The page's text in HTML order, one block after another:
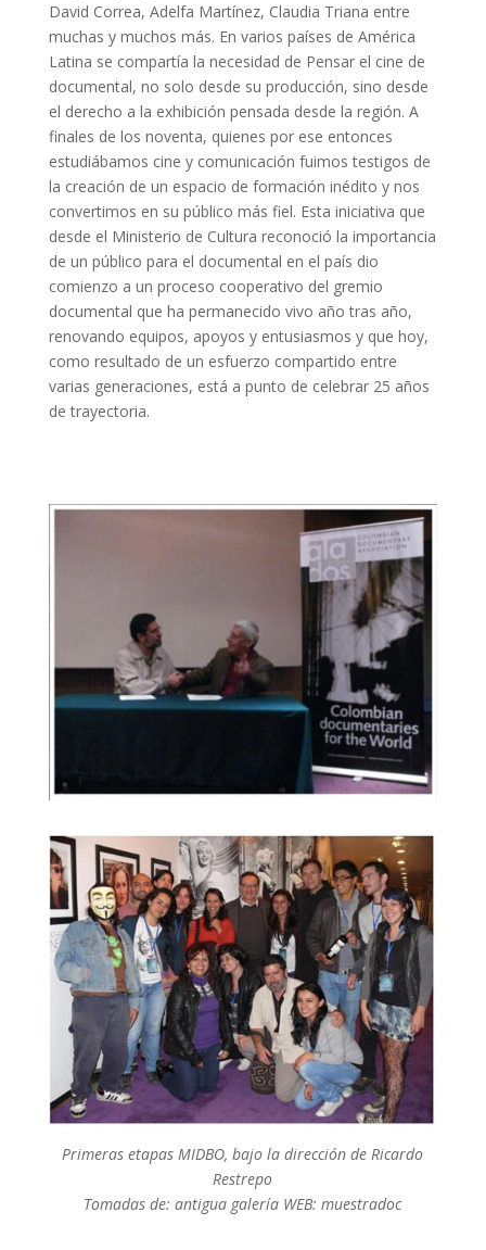
David Correa, Adelfa Martínez, Claudia Triana entre
muchas y muchos más. En varios países de América
Latina se compartía la necesidad de Pensar el cine de
documental, no solo desde su producción, sino desde
el derecho a la exhibición pensada desde la región. A
finales de los noventa, quienes por ese entonces
estudiábamos cine y comunicación fuimos testigos de
la creación de un espacio de formación inédito y nos
convertimos en su público más fiel. Esta iniciativa que
desde el Ministerio de Cultura reconoció la importancia
de un público para el documental en el país dio
comienzo a un proceso cooperativo del gremio
documental que ha permanecido vivo año tras año,
renovando equipos, apoyos y entusiasmos y que hoy,
como resultado de un esfuerzo compartido entre
varias generaciones, está a punto de celebrar 25 años
de trayectoria.
Primeras etapas MIDBO, bajo la dirección de Ricardo
Restrepo
Tomadas de: antigua galería WEB: muestradoc